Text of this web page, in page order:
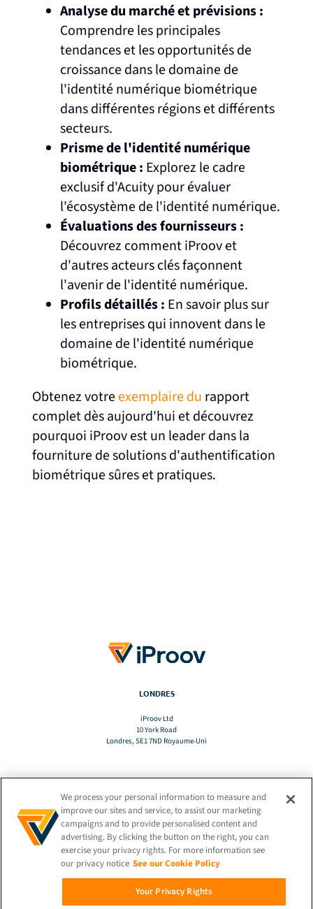
Analyse du marché et prévisions :
Comprendre les principales
tendances et les opportunités de
croissance dans le domaine de
l'identité numérique biométrique
dans différentes régions et différents
secteurs.
Prisme de l'identité numérique
biométrique : Explorez le cadre
exclusif d'Acuity pour évaluer
l'écosystème de l'identité numérique.
Évaluations des fournisseurs :
Découvrez comment iProov et
d'autres acteurs clés façonnent
l'avenir de l'identité numérique.
Profils détaillés : En savoir plus sur
les entreprises qui innovent dans le
domaine de l'identité numérique
biométrique.
Obtenez votreexemplaire du rapport
complet dès aujourd'hui et découvrez
pourquoi iProov est un leader dans la
fourniture de solutions d'authentification
biométrique sûres et pratiques.
LONDRES
iProov Ltd
10 York Road
Londres, SE1 7ND Royaume-Uni
TRADUCTION
FR
RESTEZ CONNECTÉ !
We process your personal information to measure and
improve our sites and service, to assist our marketing
campaigns and to provide personalised content and
advertising. By clicking the button on the right, you can
exercise your privacy rights. For more information see
our privacy notice See our Cookie Policy
Your Privacy Rights